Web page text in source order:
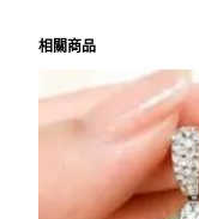
相關商品